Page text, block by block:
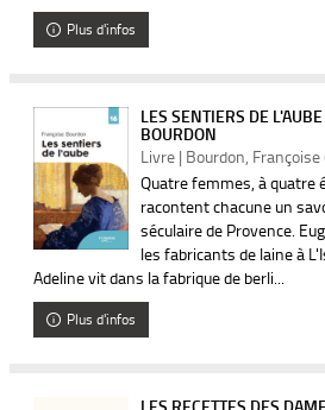
Plus d'infos
LES SENTIERS DE
BOURDON
Livre | Bourdon,
Quatre femmes, à quatre
racontent chacune un
séculaire de Provence.
les fabricants de laine à
Adeline vit dans la fabrique de berli...
Plus d'infos
LES RECETTES DES